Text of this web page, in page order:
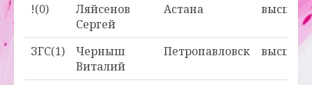
!(0)
Ляйсенов
Сергей
Астана высшая
ЗГС(1)
Черныш
Виталий
Петропавловск высшая